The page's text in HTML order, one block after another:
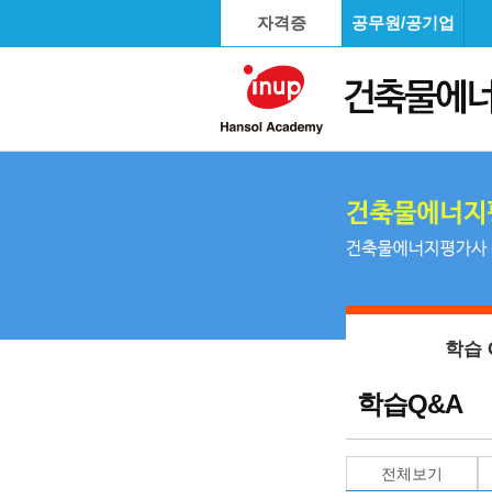
자격증 공무원/공기업
학습
학습Q&A
전체보기